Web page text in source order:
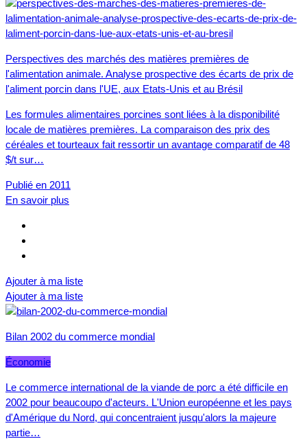
Perspectives des marchés des matières premières de
l'alimentation animale. Analyse prospective des écarts de prix de
l'aliment porcin dans l'UE, aux Etats-Unis et au Brésil
Les formules alimentaires porcines sont liées à la disponibilité
locale de matières premières. La comparaison des prix des
céréales et tourteaux fait ressortir un avantage comparatif de 48
$/t sur…
Publié en 2011
En savoir plus
Ajouter à ma liste
Ajouter à ma liste
Bilan 2002 du commerce mondial
Économie
Le commerce international de la viande de porc a été difficile en
2002 pour beaucoupo d'acteurs. L'Union européenne et les pays
d'Amérique du Nord, qui concentraient jusqu'alors la majeure
partie…